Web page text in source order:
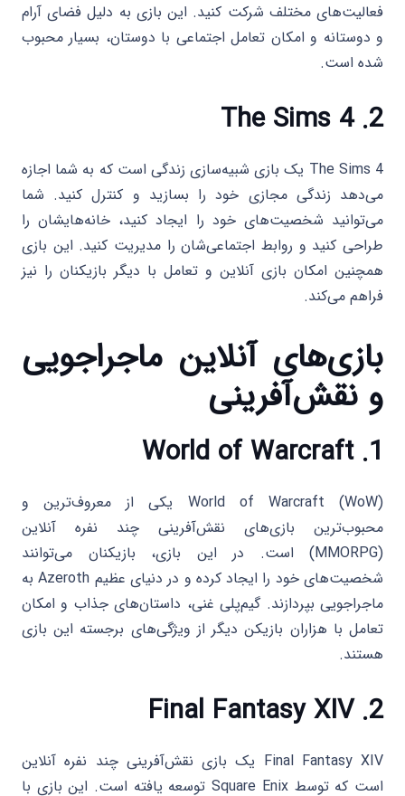
فعالیت‌های مختلف شرکت کنید. این بازی به دلیل فضای آرام
و دوستانه و امکان تعامل اجتماعی با دوستان، بسیار محبوب
شده است.
2.
The Sims 4
The Sims 4 یک بازی شبیه‌سازی زندگی است که به شما اجازه
می‌دهد زندگی مجازی خود را بسازید و کنترل کنید. شما
می‌توانید شخصیت‌های خود را ایجاد کنید، خانه‌هایشان را
طراحی کنید و روابط اجتماعی‌شان را مدیریت کنید. این بازی
همچنین امکان بازی آنلاین و تعامل با دیگر بازیکنان را نیز
فراهم می‌کند.
بازی‌های آنلاین ماجراجویی
و نقش‌آفرینی
1.
World of Warcraft
World of Warcraft (WoW) یکی از معروف‌ترین و
محبوب‌ترین بازی‌های نقش‌آفرینی چند نفره آنلاین
(MMORPG) است. در این بازی، بازیکنان می‌توانند
شخصیت‌های خود را ایجاد کرده و در دنیای عظیم Azeroth به
ماجراجویی بپردازند. گیم‌پلی غنی، داستان‌های جذاب و امکان
تعامل با هزاران بازیکن دیگر از ویژگی‌های برجسته این بازی
هستند.
2.
Final Fantasy XIV
Final Fantasy XIV یک بازی نقش‌آفرینی چند نفره آنلاین
است که توسط Square Enix توسعه یافته است. این بازی با